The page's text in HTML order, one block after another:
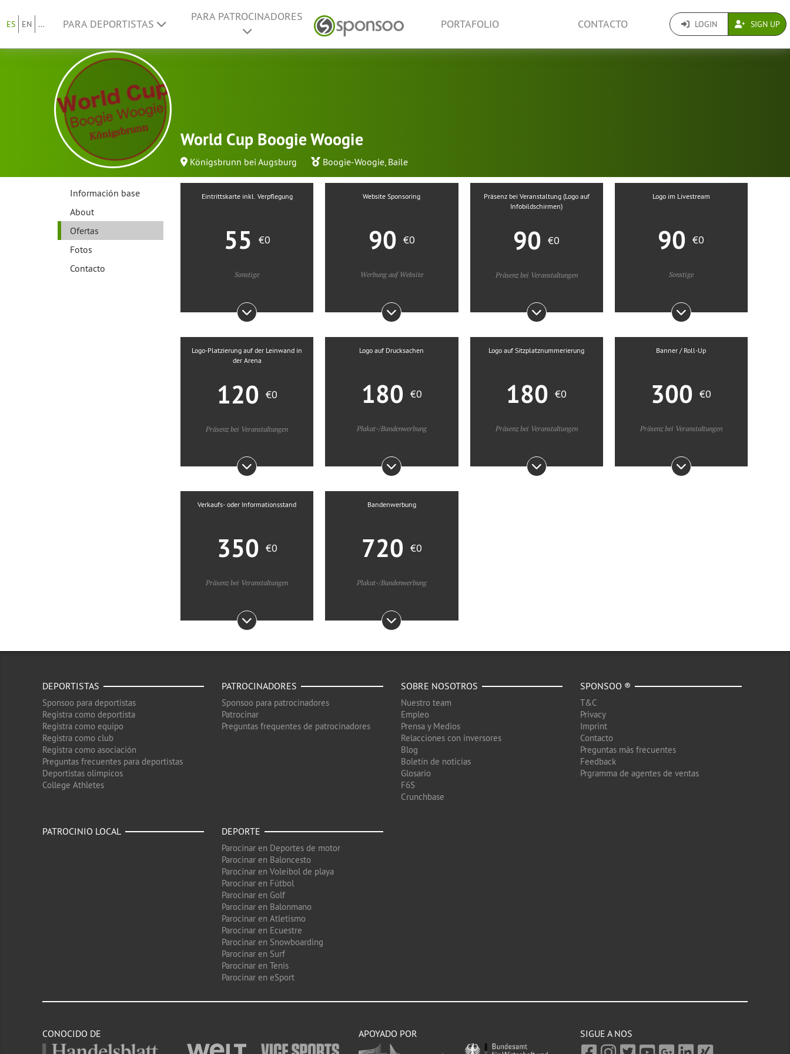
ES EN ... PARA DEPORTISTAS
PARA PATROCINADORES
PORTAFOLIO CONTACTO LOGIN SIGN UP
World Cup Boogie Woogie
Königsbrunn bei Augsburg Boogie-Woogie, Baile
Información base
About
Ofertas
Fotos
Contacto
Eintrittskarte inkl. Verpflegung
55 €0
Sonstige
Website Sponsoring
90 €0
Werbung auf Website
Präsenz bei Veranstaltung (Logo auf
Infobildschirmen)
90€0
Präsenz bei Veranstaltungen
Logo im Livestream
90€0
Sonstige
Logo-Platzierung auf der Leinwand in
der Arena
120 €0
Präsenz bei Veranstaltungen
Logo auf Drucksachen
180 €0
Plakat-/Bandenwerbung
Logo auf Sitzplatznummerierung
180€0
Präsenz bei Veranstaltungen
Banner / Roll-Up
300€0
Präsenz bei Veranstaltungen
Verkaufs- oder Informationsstand
350 €0
Präsenz bei Veranstaltungen
Bandenwerbung
720 €0
Plakat-/Bandenwerbung
DEPORTISTAS
Sponsoo para deportistas
Registra como deportista
Registra como equipo
Registra como club
Registra como asociación
Preguntas frecuentes para deportistas
Deportistas olimpicos
College Athletes
PATROCINADORES
Sponsoo para patrocinadores
Patrocinar
Preguntas frequentes de patrocinadores
SOBRE NOSOTROS
Nuestro team
Empleo
Prensa y Medios
Relacciones con inversores
Blog
Boletín de noticias
Glosario
F6S
Crunchbase
SPONSOO ®
T&C
Privacy
Imprint
Contacto
Preguntas más frecuentes
Feedback
Prgramma de agentes de ventas
PATROCINIO LOCAL DEPORTE
Parocinar en Deportes de motor
Parocinar en Baloncesto
Parocinar en Voleibol de playa
Parocinar en Fútbol
Parocinar en Golf
Parocinar en Balonmano
Parocinar en Atletismo
Parocinar en Ecuestre
Parocinar en Snowboarding
Parocinar en Surf
Parocinar en Tenis
Parocinar en eSport
CONOCIDO DE APOYADO POR SIGUE A NOS